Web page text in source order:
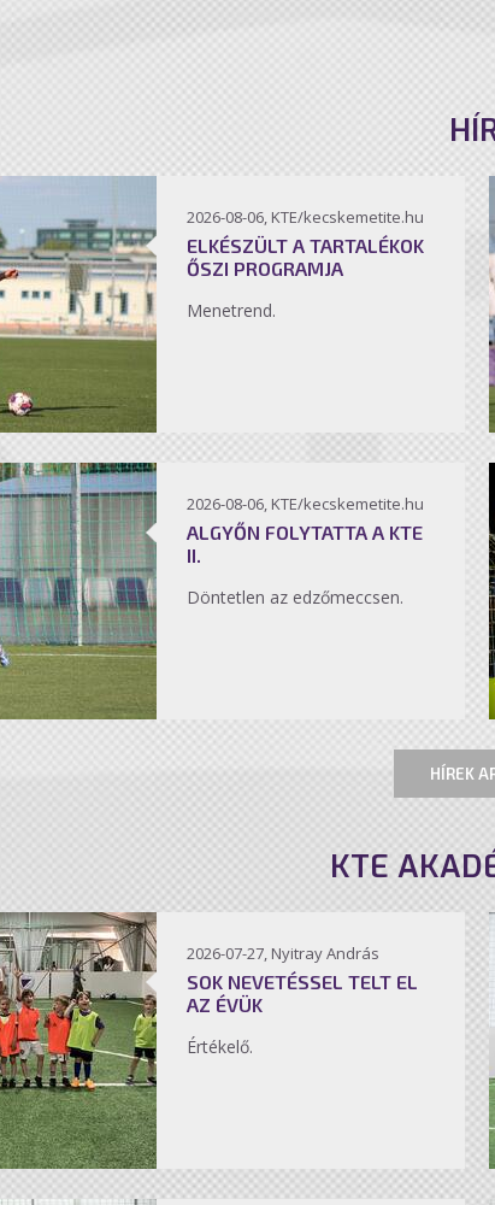
2026-08-06, KTE/kecskemetite.hu
ELKÉSZÜLT A TARTALÉKOK
ŐSZI PROGRAMJA
Menetrend.
2026-08-06, KTE/kecskemetite.hu
ALGYŐN FOLYTATTA A KTE
II.
Döntetlen az edzőmeccsen.
HÍREK
KTE
2026-07-27, Nyitray András
SOK NEVETÉSSEL TELT EL
AZ ÉVÜK
Értékelő.